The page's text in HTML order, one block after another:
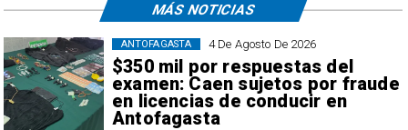
4 De Agosto De 2026
$350 mil por respuestas del
examen: Caen sujetos por fraude
en licencias de conducir en
Antofagasta
ANTOFAGASTA
MÁS NOTICIAS